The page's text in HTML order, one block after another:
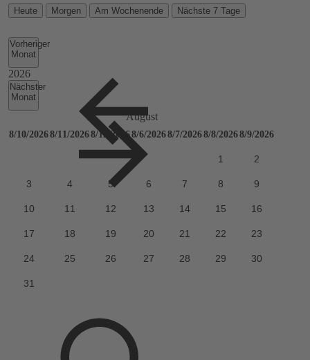
Heute Morgen Am Wochenende Nächste 7 Tage
Vorheriger
Monat
Nächster
Monat